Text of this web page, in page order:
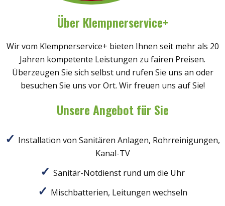
Über Klempnerservice+
Wir vom Klempnerservice+ bieten Ihnen seit mehr als 20
Jahren kompetente Leistungen zu fairen Preisen.
Überzeugen Sie sich selbst und rufen Sie uns an oder
besuchen Sie uns vor Ort. Wir freuen uns auf Sie!
Unsere Angebot für Sie
Installation von Sanitären Anlagen, Rohrreinigungen,
Kanal-TV
Sanitär-Notdienst rund um die Uhr
Mischbatterien, Leitungen wechseln